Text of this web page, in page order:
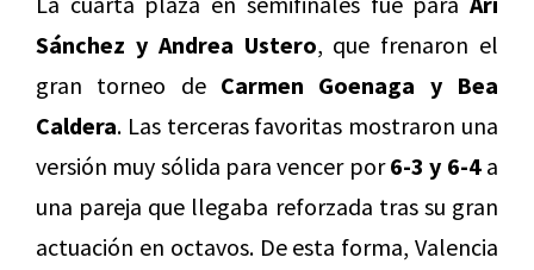
Sánchez y Andrea Ustero, que frenaron el
gran torneo de Carmen Goenaga y Bea
Caldera. Las terceras favoritas mostraron una
versión muy sólida para vencer por6-3 y 6-4a
una pareja que llegaba reforzada tras su gran
actuación en octavos. De esta forma, Valencia